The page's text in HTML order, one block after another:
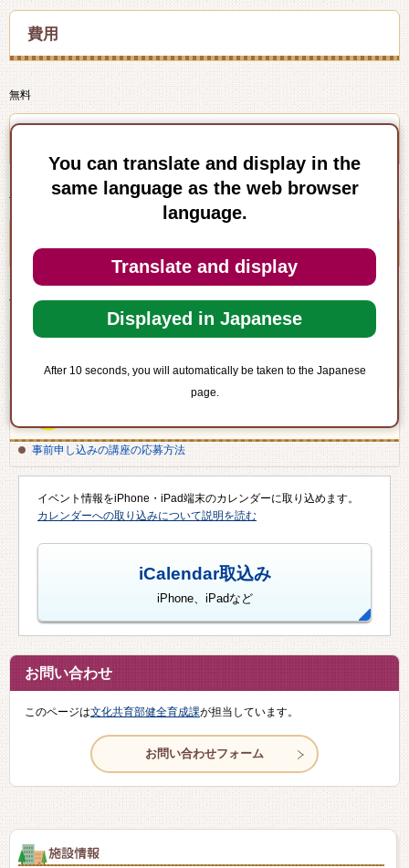
You can translate and display in the
same language as the web browser
language.
Translate and display
Displayed in Japanese
After 10 seconds, you will automatically be taken to the Japanese
page.
費用
無料
子ども未来館（電話）03-5243-4011
子ども未来館
関連資料
アカデミー通信6月号（PDF：1,144KB）
事前申し込みの講座の応募方法
イベント情報をiPhone・iPad端末のカレンダーに取り込めます。
カレンダーへの取り込みについて説明を読む
iCalendar取込み
iPhone、iPadなど
お問い合わせ
このページは文化共育部健全育成課が担当しています。
施設情報